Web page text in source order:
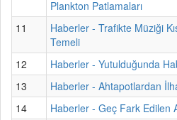
Plankton Patlamaları
11
Haberler - Trafikte Müziği
Temeli
12
Haberler - Yutulduğunda
13
Haberler - Ahtapotlardan
14
Haberler - Geç Fark Edilen